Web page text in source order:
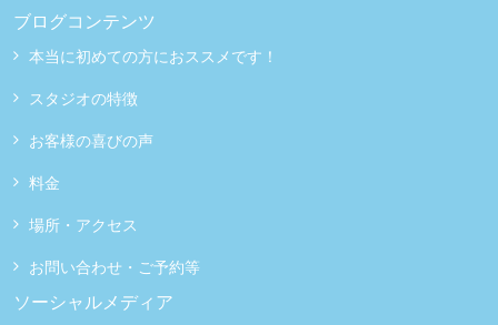
ブログコンテンツ
本当に初めての方におススメです！
スタジオの特徴
お客様の喜びの声
料金
場所・アクセス
お問い合わせ・ご予約等
ソーシャルメディア